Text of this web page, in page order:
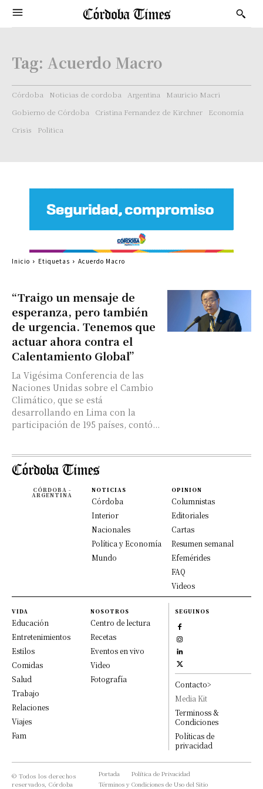
Tag: Acuerdo Macro
Córdoba Noticias de cordoba Argentina
Mauricio Macri
Gobierno de Córdoba
Cristina Fernandez de Kirchner
Economía
Crisis
Politica
“Traigo un mensaje de
esperanza, pero también
de urgencia. Tenemos que
actuar ahora contra el
Calentamiento Global”
La Vigésima Conferencia de las
Naciones Unidas sobre el Cambio
Climático, que se está
desarrollando en Lima con la
participación de 195 países, contó...
Inicio Etiquetas Acuerdo Macro
CÓRDOBA -
ARGENTINA
NOTICIAS
Córdoba
Interior
Nacionales
Política y Economía
Mundo
OPINION
Columnistas
Editoriales
Cartas
Resumen semanal
Efemérides
FAQ
Videos
VIDA
Educación
Entretenimientos
Estilos
Comidas
Salud
Trabajo
Relaciones
Viajes
Fam
NOSOTROS
Centro de lectura
Recetas
Eventos en vivo
Video
Fotografía
SEGUINOS
Contacto>
Media Kit
Terminoss &
Condiciones
Políticas de
privacidad
© Todos los derechos
reservados, Córdoba
Portada
Política de Privacidad
Términos y Condiciones de Uso del Sitio